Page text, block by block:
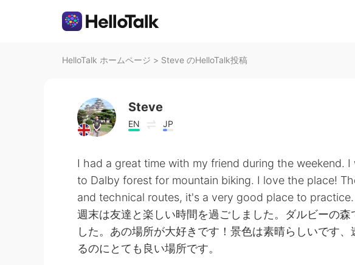
HelloTalk ホームページ > Steve のHelloTalk投稿
Steve
EN JP
I had a great time with my friend during the weekend. I
to Dalby forest for mountain biking. I love the place!
and technical routes, it's a very good place to practice.
週末は友達と楽しい時間を過ごしました。ダルビーの
した。あの場所が大好きです！景色は素晴らしいです
るのにとても良い場所です。